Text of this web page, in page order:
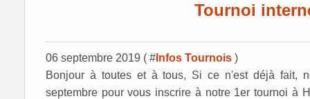
Tournoi
06 septembre 2019 ( # Infos Tournois )
Bonjour à toutes et à tous, Si ce n'est déjà fait,
septembre pour vous inscrire à notre 1er tournoi à